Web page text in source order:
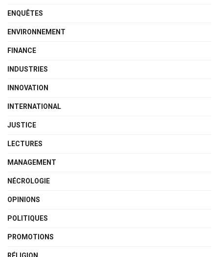
ENQUÊTES
ENVIRONNEMENT
FINANCE
INDUSTRIES
INNOVATION
INTERNATIONAL
JUSTICE
LECTURES
MANAGEMENT
NÉCROLOGIE
OPINIONS
POLITIQUES
PROMOTIONS